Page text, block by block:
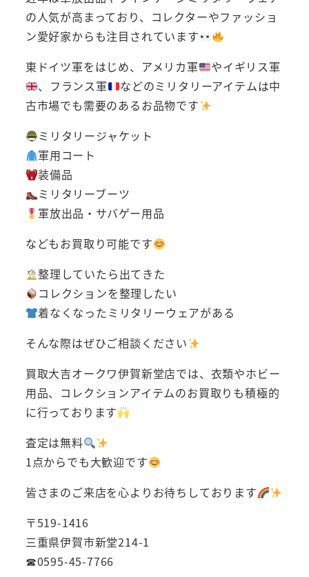
の人気が高まっており、コレクターやファッショ
ン愛好家からも注目されています
東ドイツ軍をはじめ、アメリカ軍
やイギリス軍
、フランス軍
などのミリタリーアイテムは中
古市場でも需要のあるお品物です
ミリタリージャケット
軍用コート
装備品
ミリタリーブーツ
軍放出品・サバゲー用品
などもお買取り可能です
整理していたら出てきた
コレクションを整理したい
着なくなったミリタリーウェアがある
そんな際はぜひご相談ください
買取大吉オークワ伊賀新堂店では、衣類やホビー
用品、コレクションアイテムのお買取りも積極的
に行っております
査定は無料
1点からでも大歓迎です
皆さまのご来店を心よりお待ちしております
〒519-1416
三重県伊賀市新堂214-1
☎0595-45-7766